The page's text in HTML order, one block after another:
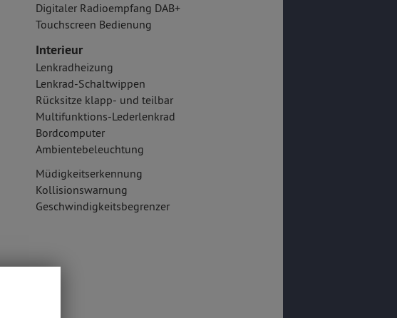
Digitaler Radioempfang DAB+
Touchscreen Bedienung
Interieur
Lenkradheizung
Lenkrad-Schaltwippen
Rücksitze klapp- und teilbar
Multifunktions-Lederlenkrad
Bordcomputer
Ambientebeleuchtung
Müdigkeitserkennung
Kollisionswarnung
Geschwindigkeitsbegrenzer